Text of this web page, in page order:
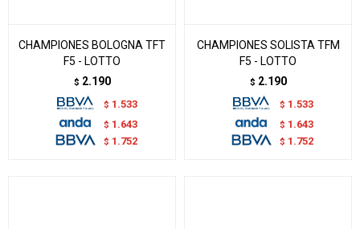
CHAMPIONES BOLOGNA TFT
F5 - LOTTO
$ 2.190
$ 1.533
$ 1.643
$ 1.752
CHAMPIONES SOLISTA TFM
F5 - LOTTO
$ 2.190
$ 1.533
$ 1.643
$ 1.752